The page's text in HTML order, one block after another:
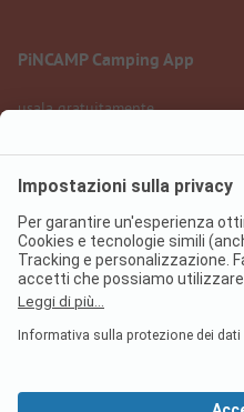
PiNCAMP Camping App
usala gratuitamente
Informazione legale
Protezione dati
Regolamento sui servizi digitali